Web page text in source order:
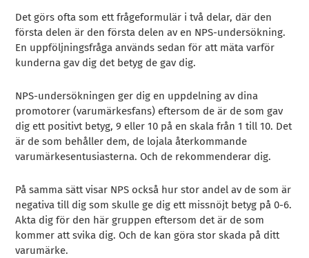
Det görs ofta som ett frågeformulär i två delar, där den
första delen är den första delen av en NPS-undersökning.
En uppföljningsfråga används sedan för att mäta varför
kunderna gav dig det betyg de gav dig.
NPS-undersökningen ger dig en uppdelning av dina
promotorer (varumärkesfans) eftersom de är de som gav
dig ett positivt betyg, 9 eller 10 på en skala från 1 till 10. Det
är de som behåller dem, de lojala återkommande
varumärkesentusiasterna. Och de rekommenderar dig.
På samma sätt visar NPS också hur stor andel av de som är
negativa till dig som skulle ge dig ett missnöjt betyg på 0-6.
Akta dig för den här gruppen eftersom det är de som
kommer att svika dig. Och de kan göra stor skada på ditt
varumärke.